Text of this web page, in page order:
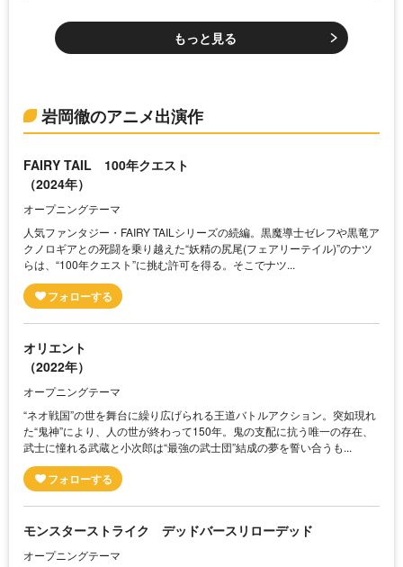
もっと見る
岩岡徹のアニメ出演作
FAIRY TAIL 100年クエスト
（2024年）
オープニングテーマ
人気ファンタジー・FAIRY TAILシリーズの続編。黒魔導士ゼレフや黒竜ア
クノロギアとの死闘を乗り越えた“妖精の尻尾(フェアリーテイル)”のナツ
らは、“100年クエスト”に挑む許可を得る。そこでナツ...
オリエント
（2022年）
オープニングテーマ
“ネオ戦国”の世を舞台に繰り広げられる王道バトルアクション。突如現れ
た“鬼神”により、人の世が終わって150年。鬼の支配に抗う唯一の存在、
武士に憧れる武蔵と小次郎は“最強の武士団”結成の夢を誓い合うも...
モンスターストライク デッドバースリローデッド
オープニングテーマ